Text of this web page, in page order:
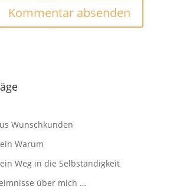
Wunschkunden
Warum
Weg in die Selbständigkeit
über mich …